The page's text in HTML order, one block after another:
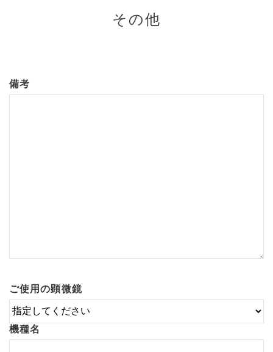
その他
備考
ご使用の顕微鏡
機種名